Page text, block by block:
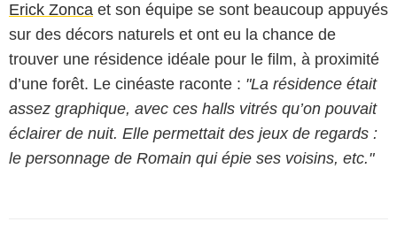
Erick Zonca et son équipe se sont beaucoup appuyés
sur des décors naturels et ont eu la chance de
trouver une résidence idéale pour le film, à proximité
d’une forêt. Le cinéaste raconte : "La résidence était
assez graphique, avec ces halls vitrés qu’on pouvait
éclairer de nuit. Elle permettait des jeux de regards :
le personnage de Romain qui épie ses voisins, etc."